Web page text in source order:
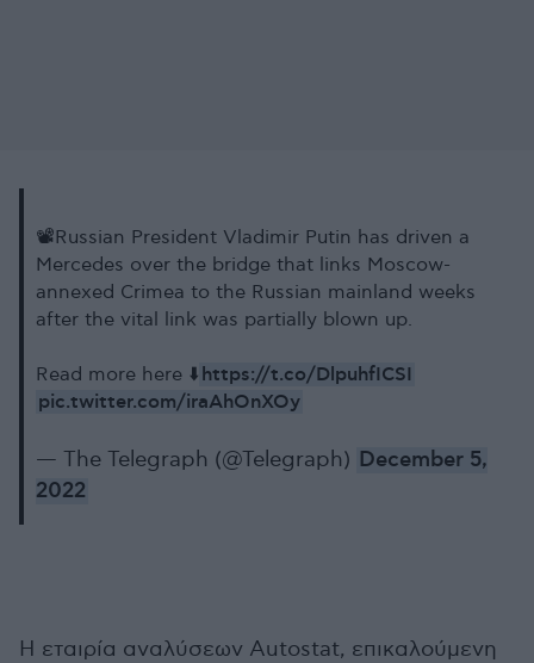
📽️Russian President Vladimir Putin has driven a
Mercedes over the bridge that links Moscow-
annexed Crimea to the Russian mainland weeks
after the vital link was partially blown up.
Read more here ⬇️ https://t.co/DlpuhfICSI
pic.twitter.com/iraAhOnXOy
— The Telegraph (@Telegraph) December 5,
2022
Η εταιρία αναλύσεων Autostat, επικαλούμενη